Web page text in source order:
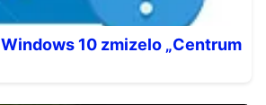
10 zmizelo „Centrum